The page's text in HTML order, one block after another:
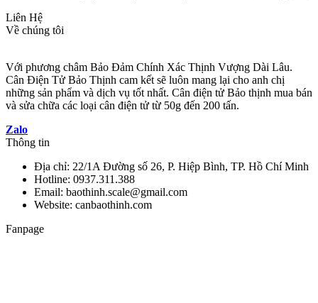
Liên Hệ
Về chúng tôi
Với phương châm Bảo Đảm Chính Xác Thịnh Vượng Dài Lâu.
Cân Điện Tử Bảo Thịnh cam kết sẽ luôn mang lại cho anh chị
những sản phẩm và dịch vụ tốt nhất. Cân điện tử Bảo thịnh mua bán
và sửa chữa các loại cân điện tử từ 50g đến 200 tấn.
Zalo
Thông tin
Địa chỉ: 22/1A Đường số 26, P. Hiệp Bình, TP. Hồ Chí Minh
Hotline: 0937.311.388
Email: baothinh.scale@gmail.com
Website: canbaothinh.com
Fanpage